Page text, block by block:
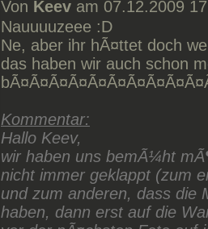
Von Keev am 07.12.2009
Nauuuuzeee :D
Ne, aber ihr hÃ¤ttet doch
das haben wir auch schon
Kommentar:
Hallo Keev,
wir haben uns bemÃ¼ht
nicht immer geklappt (zum
und zum anderen, dass die
haben, dann erst auf die